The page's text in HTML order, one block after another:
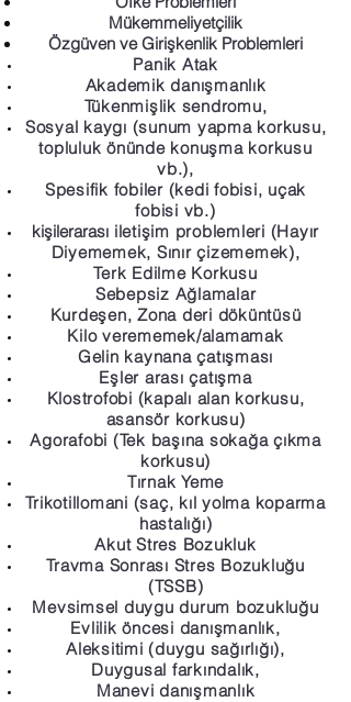
Mükemmeliyetçilik
Özgüven ve Girişkenlik Problemleri
Panik Atak
Akademik danışmanlık
Tükenmişlik sendromu,
Sosyal kaygı (sunum yapma korkusu,
topluluk önünde konuşma korkusu
vb.),
Spesifik fobiler (kedi fobisi, uçak
fobisi vb.)
kişilerarası iletişim problemleri (Hayır
Diyememek, Sınır çizememek),
Terk Edilme Korkusu
Sebepsiz Ağlamalar
Kurdeşen, Zona deri döküntüsü
Kilo verememek/alamamak
Gelin kaynana çatışması
Eşler arası çatışma
Klostrofobi (kapalı alan korkusu,
asansör korkusu)
Agorafobi (Tek başına sokağa çıkma
korkusu)
Tırnak Yeme
Trikotillomani (saç, kıl yolma koparma
hastalığı)
Akut Stres Bozukluk
Travma Sonrası Stres Bozukluğu
(TSSB)
Mevsimsel duygu durum bozukluğu
Evlilik öncesi danışmanlık,
Aleksitimi (duygu sağırlığı),
Duygusal farkındalık,
Manevi danışmanlık